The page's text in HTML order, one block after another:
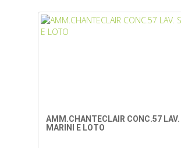
AMM.CHANTECLAIR CONC.57 LAV.
MARINI E LOTO